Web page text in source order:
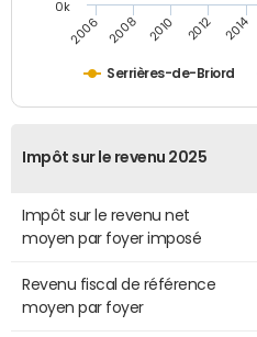
Serrières-de-Briord
2006 2008 2010 2012 2014
0k
Impôt sur le revenu 2025
Impôt sur le revenu net
moyen par foyer imposé
Revenu fiscal de référence
moyen par foyer